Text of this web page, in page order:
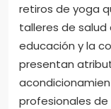
retiros de yoga
talleres de
educación y la
presentan
profesionales